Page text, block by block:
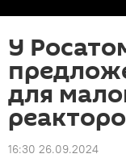
У
для
16:30 26.09.2024